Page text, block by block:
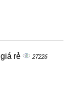
rẻ 27226